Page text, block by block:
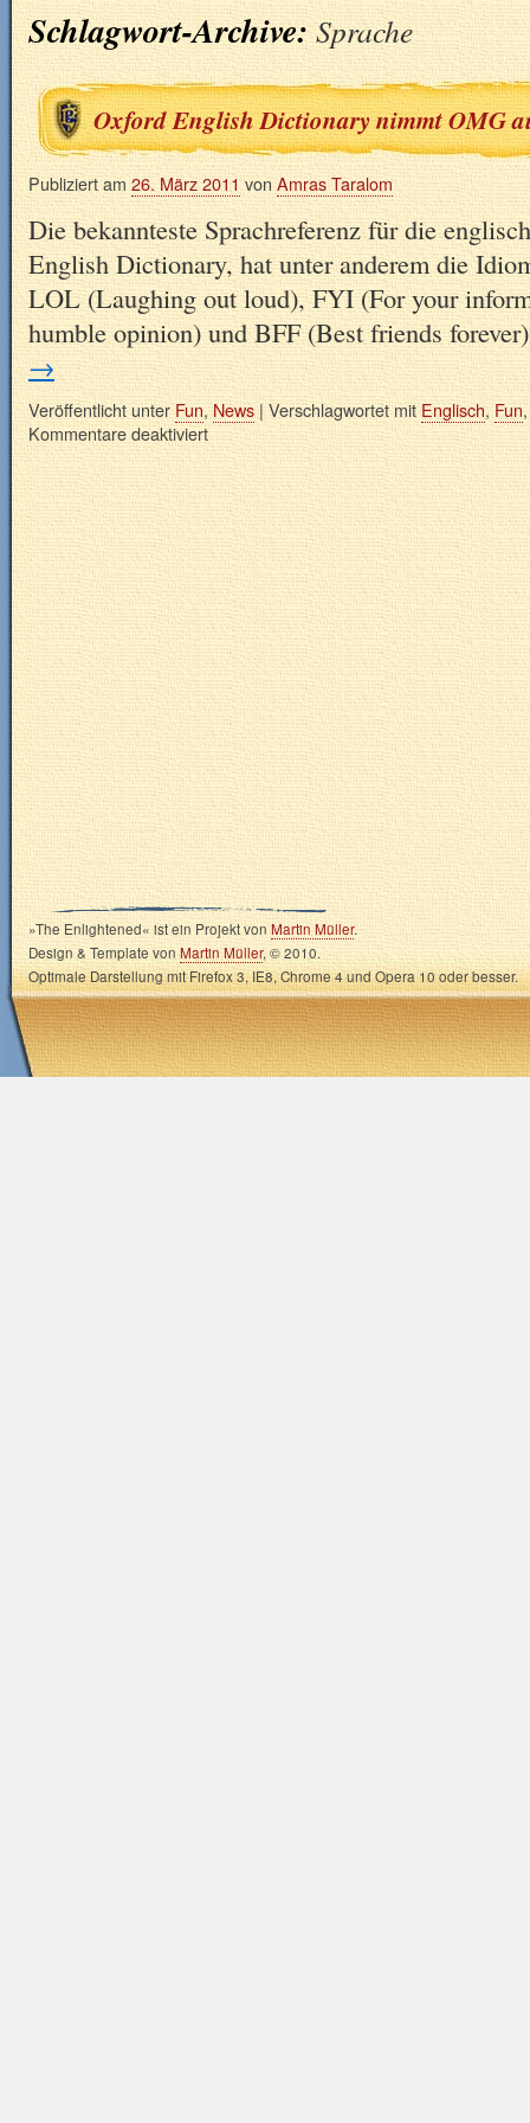
Schlagwort-Archive:Sprache
Oxford English Dictionary nimmt OMG
Publiziert am 26. März 2011 von Amras Taralom
Die bekannteste Sprachreferenz für die
English Dictionary, hat unter anderem die
LOL (Laughing out loud), FYI (For your
humble opinion) und BFF (Best friends
→
Veröffentlicht unterFun, News | Verschlagwortet mitEnglisch, Fun
Kommentare deaktiviert
»The Enlightened« ist ein Projekt vonMartin Müller.
Design & Template vonMartin Müller, © 2010.
Optimale Darstellung mit Firefox 3, IE8, Chrome 4 und Opera 10 oder besser.